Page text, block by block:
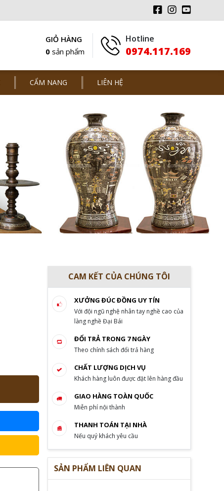
GIỎ HÀNG
0 sản phẩm
Hotline
0974.117.169
CẨM NANG LIÊN HỆ
CAM KẾT CỦA CHÚNG TÔI
XƯỞNG ĐÚC ĐỒNG UY TÍN
Với đội ngũ nghệ nhân tay nghề cao của
làng nghề Đại Bái
ĐỔI TRẢ TRONG 7 NGÀY
Theo chính sách đổi trả hàng
CHẤT LƯỢNG DỊCH VỤ
Khách hàng luôn được đặt lên hàng đầu
GIAO HÀNG TOÀN QUỐC
Miễn phí nội thành
THANH TOÁN TẠI NHÀ
Nếu quý khách yêu cầu
SẢN PHẨM LIÊN QUAN